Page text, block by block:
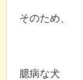
そのため、
臆病な犬